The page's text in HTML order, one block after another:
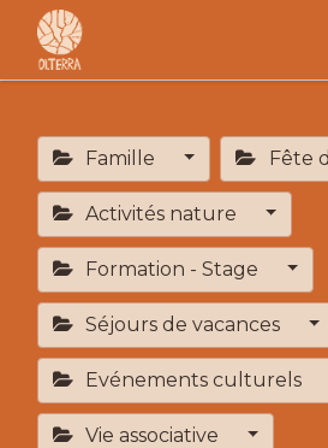
Famille Fête
Activités nature
Formation - Stage
Séjours de vacances
Evénements culturels
Vie associative